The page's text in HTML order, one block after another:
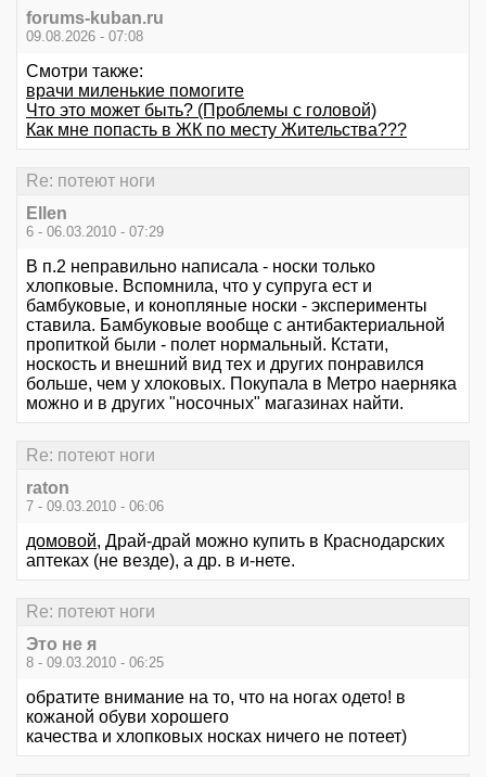
forums-kuban.ru
09.08.2026 - 07:08
Смотри также:
врачи миленькие помогите
Что это может быть? (Проблемы с головой)
Как мне попасть в ЖК по месту Жительства???
Re: потеют ноги
Ellen
6 - 06.03.2010 - 07:29
В п.2 неправильно написала - носки только
хлопковые. Вспомнила, что у супруга ест и
бамбуковые, и конопляные носки - эксперименты
ставила. Бамбуковые вообще с антибактериальной
пропиткой были - полет нормальный. Кстати,
носкость и внешний вид тех и других понравился
больше, чем у хлоковых. Покупала в Метро наерняка
можно и в других "носочных" магазинах найти.
Re: потеют ноги
raton
7 - 09.03.2010 - 06:06
домовой, Драй-драй можно купить в Краснодарских
аптеках (не везде), а др. в и-нете.
Re: потеют ноги
Это не я
8 - 09.03.2010 - 06:25
обратите внимание на то, что на ногах одето! в
кожаной обуви хорошего
качества и хлопковых носках ничего не потеет)